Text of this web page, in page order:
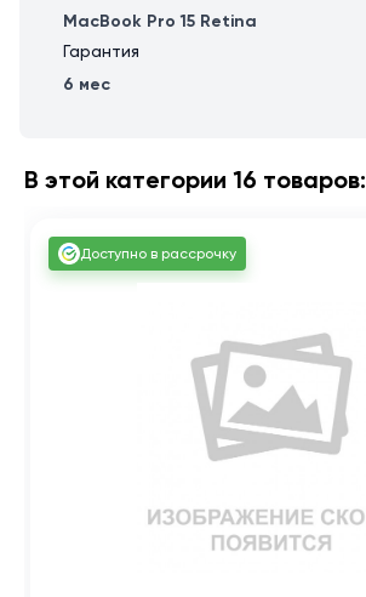
MacBook Pro 15 Retina
Гарантия
6 мес
В этой категории 16 товаров:
Доступно в рассрочку